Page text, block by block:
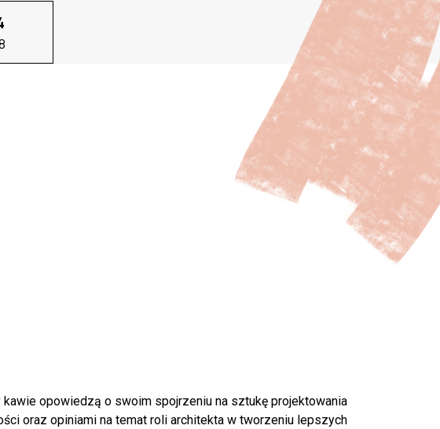
opowiedzą o swoim spojrzeniu na sztukę projektowania
oraz opiniami na temat roli architekta w tworzeniu lepszych